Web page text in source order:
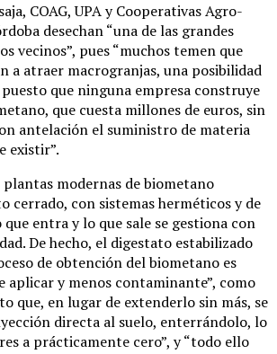
COAG, UPA y Cooperativas Agro-
desechan “una de las grandes
vecinos”, pues “muchos temen que
a atraer macrogranjas, una posibilidad
que ninguna empresa construye
que cuesta millones de euros, sin
antelación el suministro de materia
existir”.
modernas de biometano
cerrado, con sistemas herméticos y de
que entra y lo que sale se gestiona con
De hecho, el digestato estabilizado
de obtención del biometano es
aplicar y menos contaminante”, como
que, en lugar de extenderlo sin más, se
directa al suelo, enterrándolo, lo
a prácticamente cero”, y “todo ello